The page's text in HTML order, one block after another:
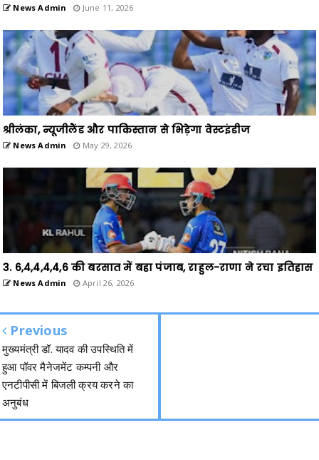
News Admin June 11, 2026
श्रीलंका, न्यूजीलैंड और पाकिस्तान से भिड़ेगा वेस्टइंडीज
News Admin May 29, 2026
3. 6,4,4,4,4,6 की बरसात में बहा पंजाब, राहुल-राणा ने रचा इतिहास
News Admin April 26, 2026
Previous
मुख्यमंत्री डॉ. यादव की उपस्थिति में
हुआ पॉवर मैनेजमेंट कम्पनी और
एनटीपीसी में बिजली क्रय करने का
अनुबंध